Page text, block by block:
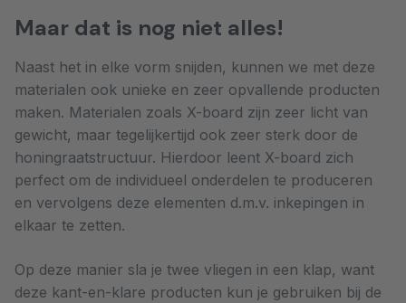
Maar dat is nog niet alles!
Naast het in elke vorm snijden, kunnen we met deze
materialen ook unieke en zeer opvallende producten
maken. Materialen zoals X-board zijn zeer licht van
gewicht, maar tegelijkertijd ook zeer sterk door de
honingraatstructuur. Hierdoor leent X-board zich
perfect om de individueel onderdelen te produceren
en vervolgens deze elementen d.m.v. inkepingen in
elkaar te zetten.
Op deze manier sla je twee vliegen in een klap, want
deze kant-en-klare producten kun je gebruiken bij de